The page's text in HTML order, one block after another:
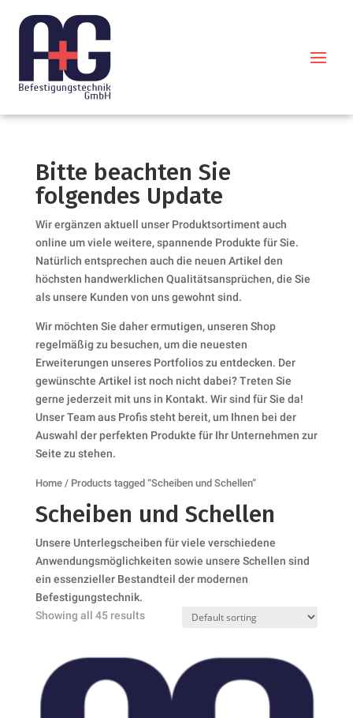
Bitte beachten Sie
folgendes Update
Wir ergänzen aktuell unser Produktsortiment auch
online um viele weitere, spannende Produkte für Sie.
Natürlich entsprechen auch die neuen Artikel den
höchsten handwerklichen Qualitätsansprüchen, die Sie
als unsere Kunden von uns gewohnt sind.
Wir möchten Sie daher ermutigen, unseren Shop
regelmäßig zu besuchen, um die neuesten
Erweiterungen unseres Portfolios zu entdecken. Der
gewünschte Artikel ist noch nicht dabei? Treten Sie
gerne jederzeit mit uns in Kontakt. Wir sind für Sie da!
Unser Team aus Profis steht bereit, um Ihnen bei der
Auswahl der perfekten Produkte für Ihr Unternehmen zur
Seite zu stehen.
Home/ Products tagged “Scheiben und Schellen”
Scheiben und Schellen
Unsere Unterlegscheiben für viele verschiedene
Anwendungsmöglichkeiten sowie unsere Schellen sind
ein essenzieller Bestandteil der modernen
Befestigungstechnik.
Showing all 45 results